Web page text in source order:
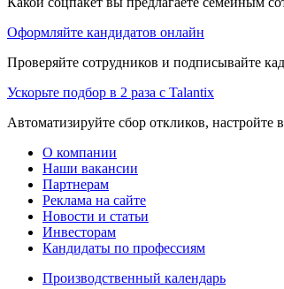
Оформляйте кандидатов онлайн
Проверяйте сотрудников и подписывайте
Ускорьте подбор в 2 раза с Talantix
Автоматизируйте сбор откликов, настройте
О компании
Наши вакансии
Партнерам
Реклама на сайте
Новости и статьи
Инвесторам
Кандидаты по профессиям
Производственный календарь